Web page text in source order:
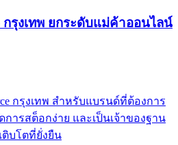
กรุงเทพ ยกระดับแม่ค้าออนไลน์
กรุงเทพ สำหรับแบรนด์ที่ต้องการ
การสต็อกง่าย และเป็นเจ้าของฐาน
ติบโตที่ยั่งยืน